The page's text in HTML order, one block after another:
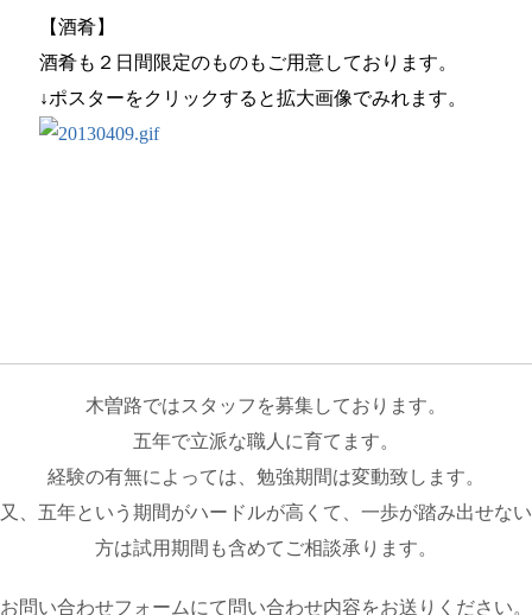
【酒肴】
酒肴も２日間限定のものもご用意しております。
↓ポスターをクリックすると拡大画像でみれます。
木曽路ではスタッフを募集しております。
五年で立派な職人に育てます。
経験の有無によっては、勉強期間は変動致します。
又、五年という期間がハードルが高くて、一歩が踏み出せない
方は試用期間も含めてご相談承ります。
お問い合わせフォームにて問い合わせ内容をお送りください。